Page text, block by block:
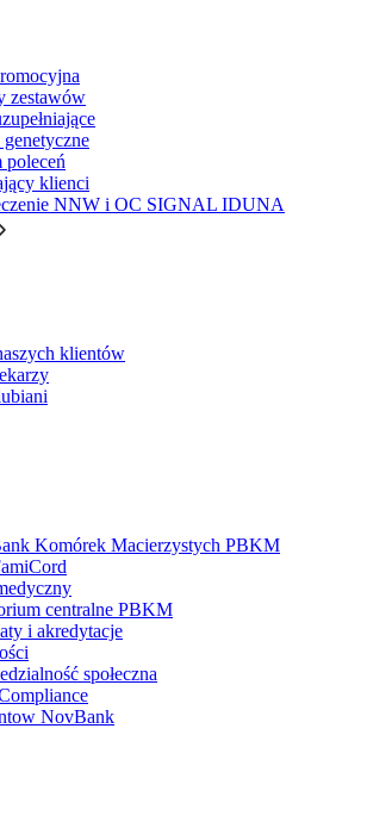
zestawów
poleceń
klienci
NNW i OC SIGNAL IDUNA
klientów
Komórek Macierzystych PBKM
centralne PBKM
i akredytacje
społeczna
NovBank